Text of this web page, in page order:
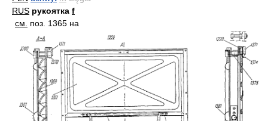
RUS рукоятка f
см.
поз. 1365 на